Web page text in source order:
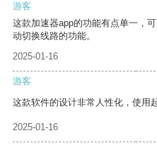
游客
这款加速器app的功能有点单一，
动切换线路的功能。
2025-01-16
游客
这款软件的设计非常人性化，使用
2025-01-16